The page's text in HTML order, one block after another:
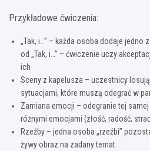
Przykładowe ćwiczenia:
„Tak, i…” – każda osoba dodaje jedno
od „Tak, i…” – ćwiczenie uczy
ich
Sceny z kapelusza – uczestnicy
sytuacjami, które muszą odegrać w
Zamiana emocji – odegranie tej
różnymi emocjami (złość, radość,
Rzeźby – jedna osoba „rzeźbi”
żywy obraz na zadany temat